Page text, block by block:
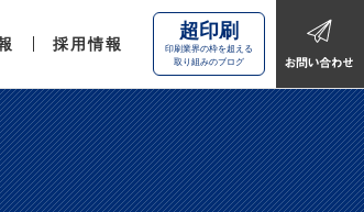
採用情報
超印刷
印刷業界の枠を超える
取り組みのブログ